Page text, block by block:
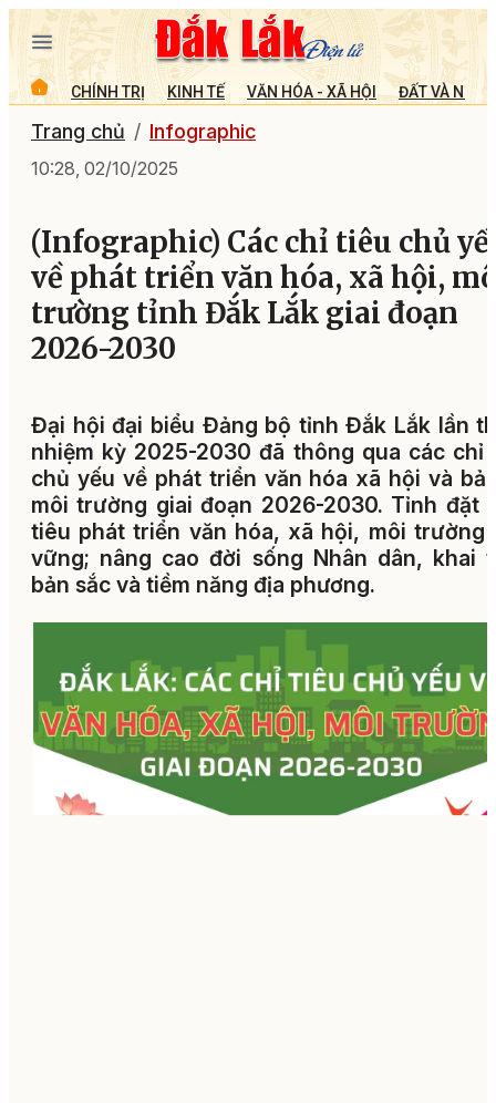
CHÍNH TRỊ KINH TẾ VĂN HÓA - XÃ HỘI ĐẤT VÀ
Trang chủ Infographic
10:28, 02/10/2025
(Infographic) Các chỉ tiêu chủ
về phát triển văn hóa, xã hội,
trường tỉnh Đắk Lắk giai đoạn
2026-2030
Đại hội đại biểu Đảng bộ tỉnh Đắk Lắk lần
nhiệm kỳ 2025-2030 đã thông qua các chỉ
chủ yếu về phát triển văn hóa xã hội và
môi trường giai đoạn 2026-2030. Tỉnh đặt
tiêu phát triển văn hóa, xã hội, môi trường
vững; nâng cao đời sống Nhân dân, khai
bản sắc và tiềm năng địa phương.